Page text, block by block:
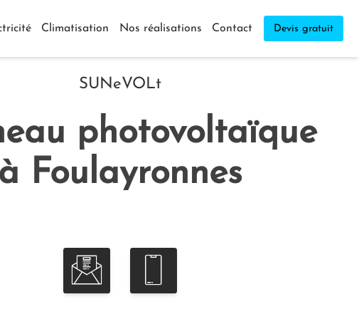
Climatisation Nos réalisations Contact Devis gratuit
SUNeVOLt
photovoltaïque
à Foulayronnes